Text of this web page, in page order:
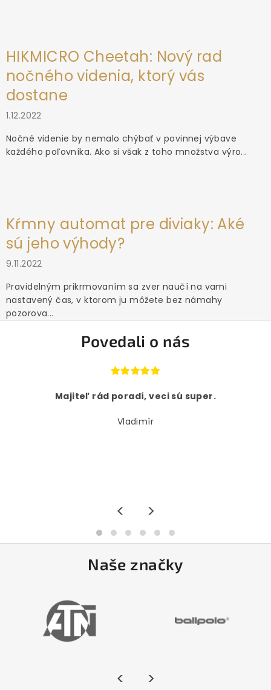
HIKMICRO Cheetah: Nový rad
nočného videnia, ktorý vás
dostane
1.12.2022
Nočné videnie by nemalo chýbať v povinnej výbave
každého poľovníka. Ako si však z toho množstva výro...
Kŕmny automat pre diviaky: Aké
sú jeho výhody?
9.11.2022
Pravidelným prikrmovaním sa zver naučí na vami
nastavený čas, v ktorom ju môžete bez námahy
pozorova...
Povedali o nás
Majiteľ rád poradí, veci sú super.
Vladimír
< >
Naše značky
< >